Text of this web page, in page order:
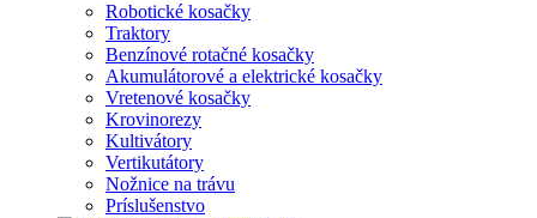
Robotické kosačky
Traktory
Benzínové rotačné kosačky
Akumulátorové a elektrické kosačky
Vretenové kosačky
Krovinorezy
Kultivátory
Vertikutátory
Nožnice na trávu
Príslušenstvo